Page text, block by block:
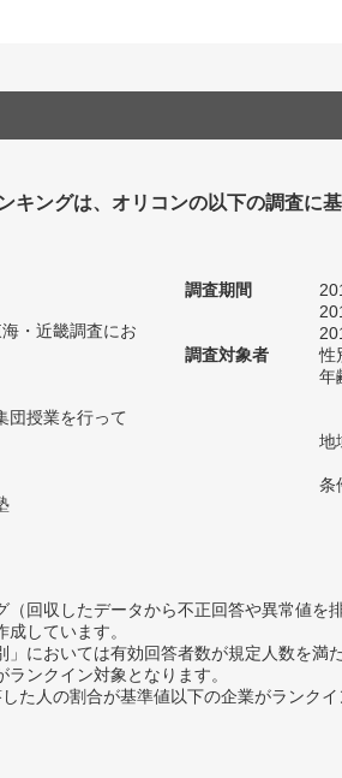
キングは、オリコンの以下の調査に
・近畿調査にお
団授業を行って
調査期間
調査対象者
性
年
地
条
回収したデータから不正回答や異常値を排
しています。
においては有効回答者数が規定人数を満
ンクイン対象となります。
人の割合が基準値以下の企業がランクイ